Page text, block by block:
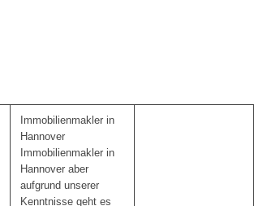
Immobilienmakler in
Hannover
Immobilienmakler in
Hannover aber
aufgrund unserer
Kenntnisse geht es